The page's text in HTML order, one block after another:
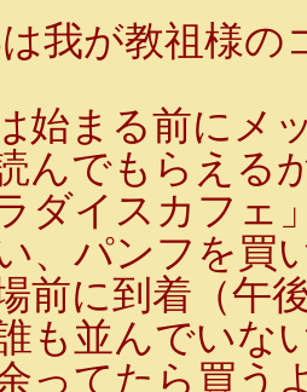
我が教祖様の
始まる前にメ
んでもらえる
ダイスカフェ
、パンフを買
前に到着（午
も並んでいな
ってたら買う